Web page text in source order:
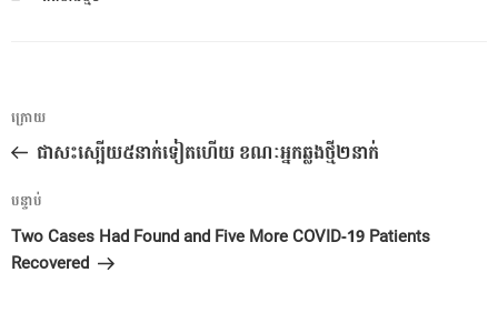
ការ​
នាំទិស​
ប្រកាស
អត្ថបទ
មុន
ក្រោយ
ជាសះស្បើយ៥នាក់ទៀតហើយ ខណៈអ្នកឆ្លងថ្មី២នាក់
អត្ថបទ
បន្ទាប់
បន្ទាប់
Two Cases Had Found and Five More COVID-19 Patients
Recovered